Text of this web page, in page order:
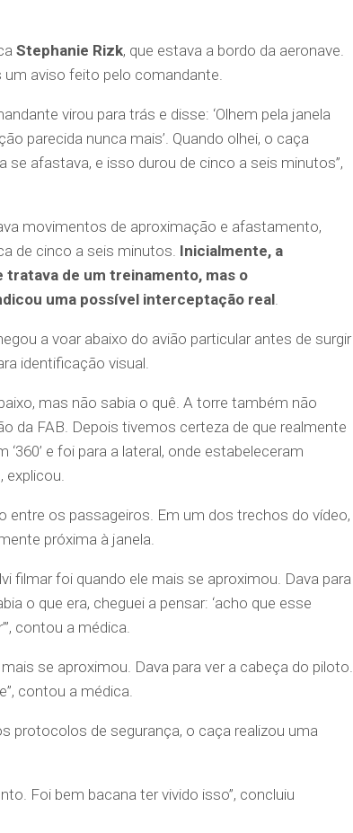
Stephanie Rizk, que estava a bordo da aeronave.
aviso feito pelo comandante.
virou para trás e disse: ‘Olhem pela janela
parecida nunca mais’. Quando olhei, o caça
se afastava, e isso durou de cinco a seis minutos”,
movimentos de aproximação e afastamento,
de cinco a seis minutos. Inicialmente, a
de um treinamento, mas o
uma possível interceptação real
a voar abaixo do avião particular antes de surgir
identificação visual.
mas não sabia o quê. A torre também não
da FAB. Depois tivemos certeza de que realmente
e foi para a lateral, onde estabeleceram
entre os passageiros. Em um dos trechos do vídeo,
próxima à janela.
filmar foi quando ele mais se aproximou. Dava para
o que era, cheguei a pensar: ‘acho que esse
contou a médica.
se aproximou. Dava para ver a cabeça do piloto.
contou a médica.
protocolos de segurança, o caça realizou uma
Foi bem bacana ter vivido isso”, concluiu